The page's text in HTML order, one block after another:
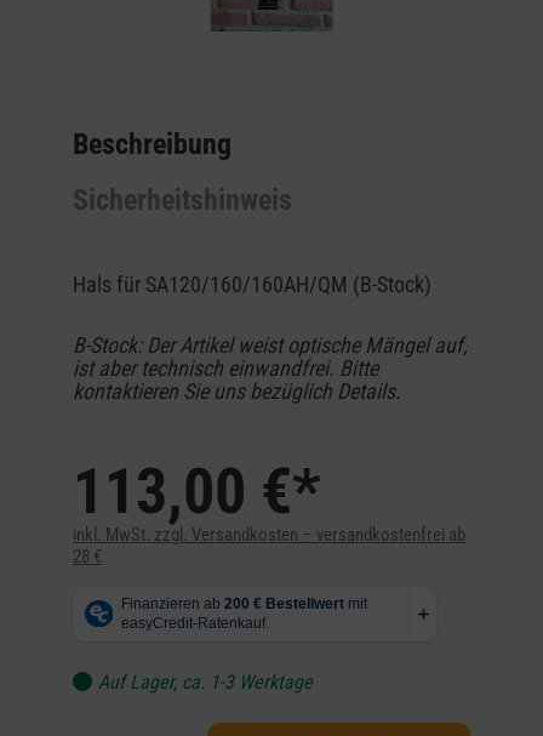
Beschreibung
Sicherheitshinweis
Hals für SA120/160/160AH/QM (B-Stock)
B-Stock: Der Artikel weist optische Mängel auf,
ist aber technisch einwandfrei. Bitte
kontaktieren Sie uns bezüglich Details.
113,00 €*
inkl. MwSt. zzgl. Versandkosten – versandkostenfrei ab
28 €
Auf Lager, ca. 1-3 Werktage